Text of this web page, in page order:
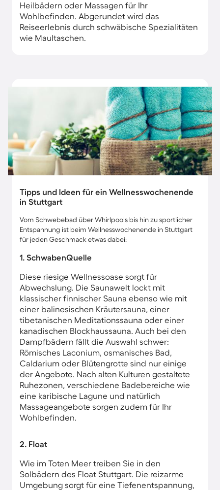
Heilbädern oder Massagen für Ihr
Wohlbefinden. Abgerundet wird das
Reiseerlebnis durch schwäbische Spezialitäten
wie Maultaschen.
Tipps und Ideen für ein Wellnesswochenende
in Stuttgart
Vom Schwebebad über Whirlpools bis hin zu sportlicher
Entspannung ist beim Wellnesswochenende in Stuttgart
für jeden Geschmack etwas dabei:
1. SchwabenQuelle
Diese riesige Wellnessoase sorgt für
Abwechslung. Die Saunawelt lockt mit
klassischer finnischer Sauna ebenso wie mit
einer balinesischen Kräutersauna, einer
tibetanischen Meditationssauna oder einer
kanadischen Blockhaussauna. Auch bei den
Dampfbädern fällt die Auswahl schwer:
Römisches Laconium, osmanisches Bad,
Caldarium oder Blütengrotte sind nur einige
der Angebote. Nach alten Kulturen gestaltete
Ruhezonen, verschiedene Badebereiche wie
eine karibische Lagune und natürlich
Massageangebote sorgen zudem für Ihr
Wohlbefinden.
2. Float
Wie im Toten Meer treiben Sie in den
Solbädern des Float Stuttgart. Die reizarme
Umgebung sorgt für eine Tiefenentspannung,